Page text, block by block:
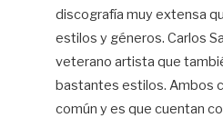
discografía muy extensa
estilos y géneros. Carlos
veterano artista que
bastantes estilos. Ambos
común y es que cuentan